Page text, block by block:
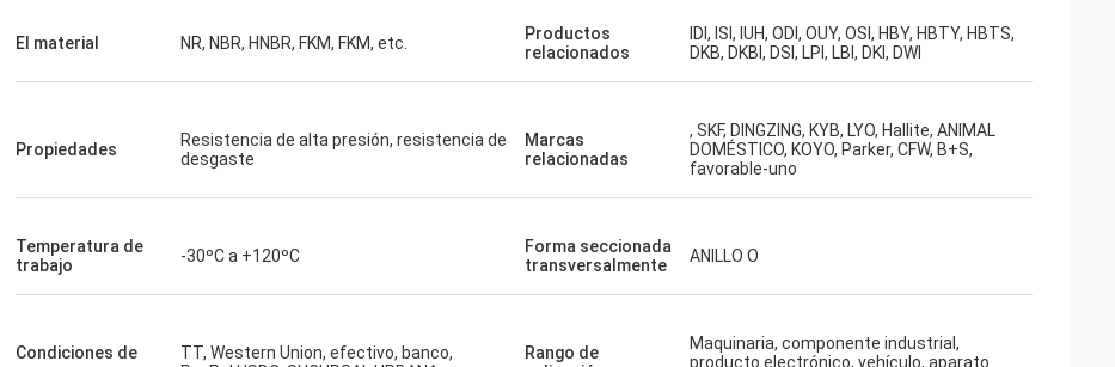
Mutakilwa Wilson África
agencia son el 100% auténtico,
Carlo
mercancías son buena calidad, nosotros
El material NR, NBR, HNBR, FKM, FKM, etc.
Productos
relacionados
IDI, ISI, IUH, ODI, OUY, OSI, HBY, HBTY, HBTS,
DKB, DKBI, DSI, LPI, LBI, DKI, DWI
Propiedades
Resistencia de alta presión, resistencia de
desgaste
Marcas
relacionadas
, SKF, DINGZING, KYB, LYO, Hallite, ANIMAL
DOMÉSTICO, KOYO, Parker, CFW, B+S,
favorable-uno
Temperatura de
trabajo
-30ºC a +120ºC
Forma seccionada
transversalmente
ANILLO O
Condiciones de
TT, Western Union, efectivo, banco,
Rango de
Maquinaria, componente industrial,
producto electrónico, vehículo, aparato